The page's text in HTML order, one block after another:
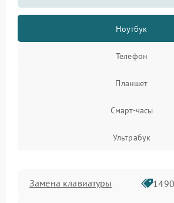
Ноутбук
Телефон
Планшет
Смарт-часы
Ультрабук
Замена клавиатуры